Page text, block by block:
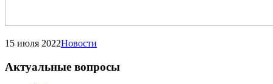
15 июля 2022Новости
Актуальные вопросы